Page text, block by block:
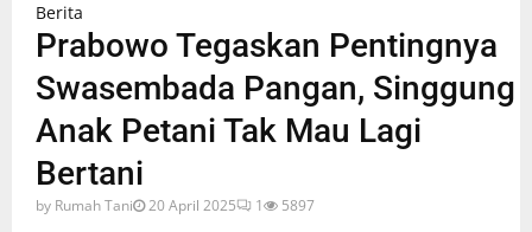
Berita
Prabowo Tegaskan Pentingnya
Swasembada Pangan, Singgung
Anak Petani Tak Mau Lagi
Bertani
by Rumah Tani 20 April 2025 1 5897